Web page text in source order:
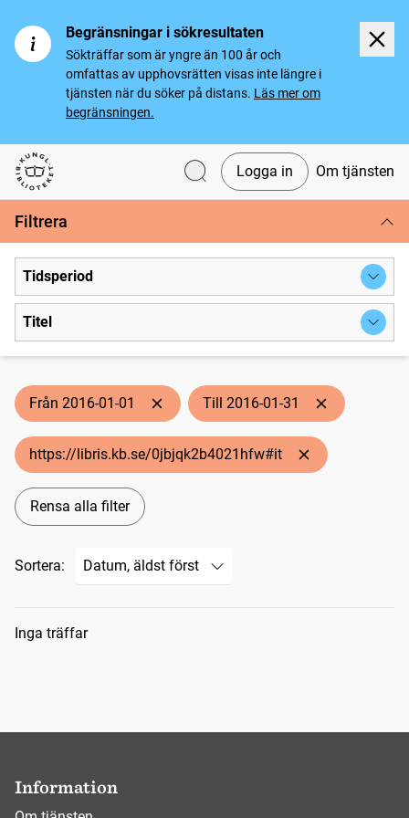
Begränsningar i sökresultaten
Sökträffar som är yngre än 100 år och
omfattas av upphovsrätten visas inte längre i
tjänsten när du söker på distans. Läs mer om
begränsningen.
Svenska tidningar
Logga in Om tjänsten
Filtrera
Tidsperiod
Titel
Från 2016-01-01 Till 2016-01-31
https://libris.kb.se/0jbjqk2b4021hfw#it
Rensa alla filter
Sortera:
Sökresultat
Inga träffar
Information